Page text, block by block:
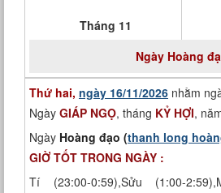
Tháng 11
Ngày Hoàng
Thứ hai, ngày 16/11/2026 nhằm
Ngày GIÁP NGỌ, tháng KỶ HỢI,
Ngày Hoàng đạo (thanh long
GIỜ TỐT TRONG NGÀY :
Tí (23:00-0:59),Sửu (1:00-